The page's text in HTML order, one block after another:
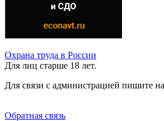
Охрана труда в России
Для лиц старше 18 лет.
Для связи с администрацией пишите на
Обратная связь